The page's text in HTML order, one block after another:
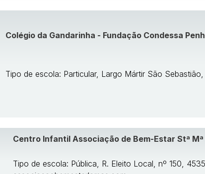
Colégio da Gandarinha - Fundação Condessa
Tipo de escola: Particular, Largo Mártir São
Centro Infantil Associação de Bem-Estar Stª Mª
Tipo de escola: Pública, R. Eleito Local, nº 150,